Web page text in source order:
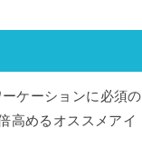
ーケーションに必須の
高めるオススメアイ